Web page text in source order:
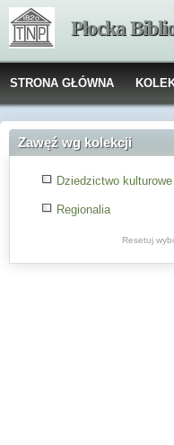
Płocka
STRONA GŁÓWNA
Zawęź wg kolekcji
Dziedzictwo kulturowe
Regionalia
Resetuj